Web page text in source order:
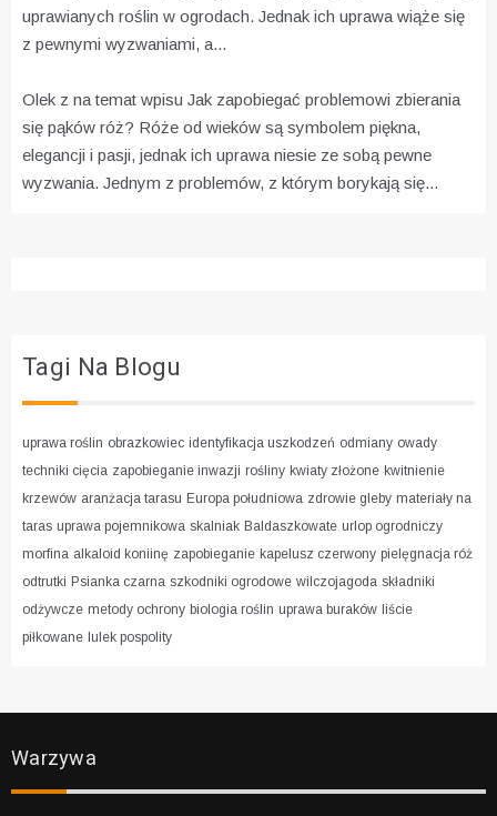
uprawianych roślin w ogrodach. Jednak ich uprawa wiąże się
z pewnymi wyzwaniami, a...
Olek z na temat wpisu Jak zapobiegać problemowi zbierania
się pąków róż? Róże od wieków są symbolem piękna,
elegancji i pasji, jednak ich uprawa niesie ze sobą pewne
wyzwania. Jednym z problemów, z którym borykają się...
Tagi Na Blogu
uprawa roślin obrazkowiec identyfikacja uszkodzeń odmiany owady
techniki cięcia zapobieganie inwazji rośliny kwiaty złożone kwitnienie
krzewów aranżacja tarasu Europa południowa zdrowie gleby materiały na
taras uprawa pojemnikowa skalniak Baldaszkowate urlop ogrodniczy
morfina alkaloid koniinę zapobieganie kapelusz czerwony pielęgnacja róż
odtrutki Psianka czarna szkodniki ogrodowe wilczojagoda składniki
odżywcze metody ochrony biologia roślin uprawa buraków liście
piłkowane lulek pospolity
Warzywa